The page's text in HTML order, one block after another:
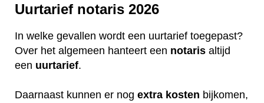
Uurtarief notaris 2026
In welke gevallen wordt een uurtarief toegepast?
Over het algemeen hanteert een notaris altijd
een uurtarief.
Daarnaast kunnen er nog extra kosten bijkomen,